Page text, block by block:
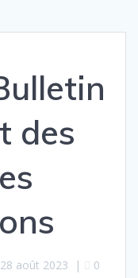
des
28 août 2023 | 0